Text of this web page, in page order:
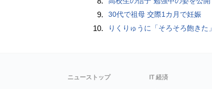
9. 30代で祖母 交際1カ月で妊娠
10. りくりゅうに「そろそろ飽きた」
ニューストップ IT 経済